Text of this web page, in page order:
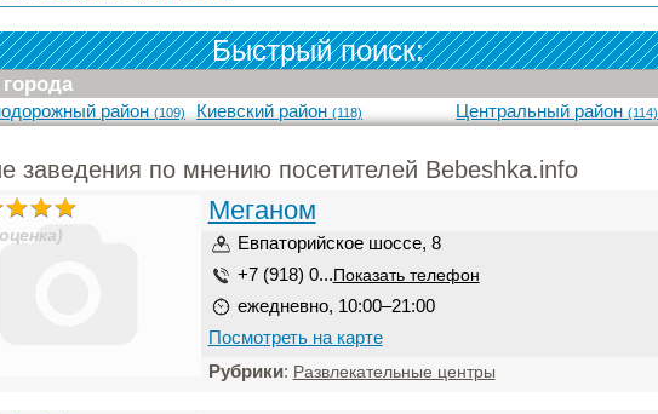
Быстрый поиск:
район(109) Киевский район(118) Центральный район(114)
заведения по мнению посетителей Bebeshka.info
Меганом
Евпаторийское шоссе, 8
+7 (918) 0... Показать телефон
ежедневно, 10:00–21:00
Посмотреть на карте
Рубрики: Развлекательные центры